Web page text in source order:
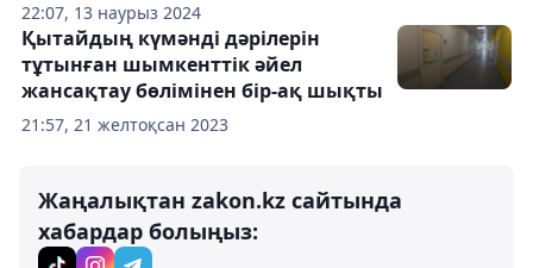
22:07, 13 наурыз 2024
21:57, 21 желтоқсан 2023
Қытайдың күмәнді дәрілерін
тұтынған шымкенттік әйел
жансақтау бөлімінен бір-ақ шықты
Жаңалықтан zakon.kz сайтында
хабардар болыңыз: